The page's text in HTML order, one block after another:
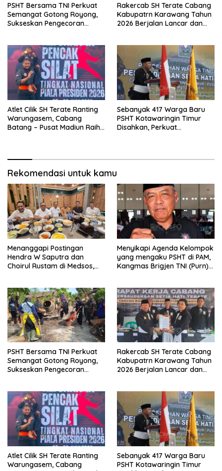
PSHT Bersama TNI Perkuat
Semangat Gotong Royong,
Sukseskan Pengecoran
Rakercab SH Terate Cabang
Kabupatrn Karawang Tahun
2026 Berjalan Lancar dan
Atlet Cilik SH Terate Ranting
Warungasem, Cabang
Batang – Pusat Madiun Raih
Sebanyak 417 Warga Baru
PSHT Kotawaringin Timur
Disahkan, Perkuat
Rekomendasi untuk kamu
Menanggapi Postingan
Hendra W Saputra dan
Choirul Rustam di Medsos,
Menyikapi Agenda Kelompok
yang mengaku PSHT di PAM,
Kangmas Brigjen TNI (Purn)
PSHT Bersama TNI Perkuat
Semangat Gotong Royong,
Sukseskan Pengecoran
Rakercab SH Terate Cabang
Kabupatrn Karawang Tahun
2026 Berjalan Lancar dan
Atlet Cilik SH Terate Ranting
Warungasem, Cabang
Sebanyak 417 Warga Baru
PSHT Kotawaringin Timur